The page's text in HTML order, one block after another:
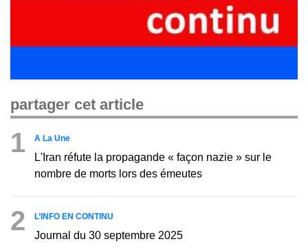
partager cet article
1 A La Une
L'Iran réfute la propagande « façon nazie » sur le
nombre de morts lors des émeutes
2 L’INFO EN CONTINU
Journal du 30 septembre 2025